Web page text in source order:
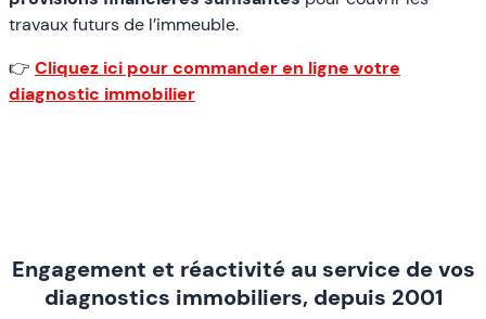
travaux futurs de l’immeuble.
👉 Cliquez ici pour commander en ligne votre
diagnostic immobilier
Engagement et réactivité au service de vos
diagnostics immobiliers, depuis 2001